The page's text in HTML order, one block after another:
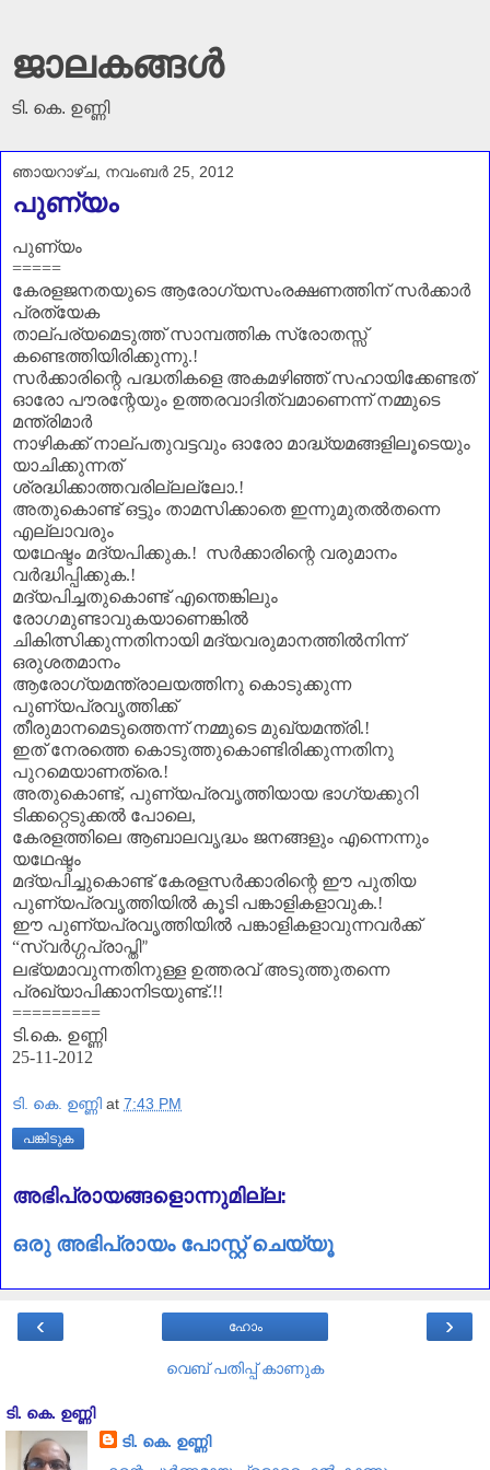
ജാലകങ്ങൾ
ടി. കെ. ഉണ്ണി
ഞായറാഴ്‌ച, നവംബർ 25, 2012
പുണ്യം
പുണ്യം
=====
കേരളജനതയുടെ ആരോഗ്യസംരക്ഷണത്തിന്‌ സർക്കാർ
പ്രത്യേക
താല്പര്യമെടുത്ത് സാമ്പത്തിക സ്രോതസ്സ്
കണ്ടെത്തിയിരിക്കുന്നു.!
സർക്കാരിന്റെ പദ്ധതികളെ അകമഴിഞ്ഞ് സഹായിക്കേണ്ടത്
ഓരോ പൗരന്റേയും ഉത്തരവാദിത്വമാണെന്ന് നമ്മുടെ
മന്ത്രിമാർ
നാഴികക്ക് നാല്പതുവട്ടവും ഓരോ മാദ്ധ്യമങ്ങളിലൂടെയും
യാചിക്കുന്നത്
ശ്രദ്ധിക്കാത്തവരില്ലല്ലോ.!
അതുകൊണ്ട് ഒട്ടും താമസിക്കാതെ ഇന്നുമുതൽതന്നെ
എല്ലാവരും
യഥേഷ്ടം മദ്യപിക്കുക.! സർക്കാരിന്റെ വരുമാനം
വർദ്ധിപ്പിക്കുക.!
മദ്യപിച്ചതുകൊണ്ട് എന്തെങ്കിലും
രോഗമുണ്ടാവുകയാണെങ്കിൽ
ചികിത്സിക്കുന്നതിനായി മദ്യവരുമാനത്തിൽനിന്ന്
ഒരുശതമാനം
ആരോഗ്യമന്ത്രാലയത്തിനു കൊടുക്കുന്ന
പുണ്യപ്രവൃത്തിക്ക്
തീരുമാനമെടുത്തെന്ന് നമ്മുടെ മുഖ്യമന്ത്രി.!
ഇത് നേരത്തെ കൊടുത്തുകൊണ്ടിരിക്കുന്നതിനു
പുറമെയാണത്രെ.!
അതുകൊണ്ട്, പുണ്യപ്രവൃത്തിയായ ഭാഗ്യക്കുറി
ടിക്കറ്റെടുക്കൽ പോലെ,
കേരളത്തിലെ ആബാലവൃദ്ധം ജനങ്ങളും എന്നെന്നും
യഥേഷ്ടം
മദ്യപിച്ചുകൊണ്ട് കേരളസർക്കാരിന്റെ ഈ പുതിയ
പുണ്യപ്രവൃത്തിയിൽ കൂടി പങ്കാളികളാവുക.!
ഈ പുണ്യപ്രവൃത്തിയിൽ പങ്കാളികളാവുന്നവർക്ക്
“സ്വർഗ്ഗപ്രാപ്തി”
ലഭ്യമാവുന്നതിനുള്ള ഉത്തരവ് അടുത്തുതന്നെ
പ്രഖ്യാപിക്കാനിടയുണ്ട്.!!
=========
ടി.കെ. ഉണ്ണി
25-11-2012
ടി. കെ. ഉണ്ണി at 7:43 PM
പങ്കിടുക
അഭിപ്രായങ്ങളൊന്നുമില്ല:
ഒരു അഭിപ്രായം പോസ്റ്റ് ചെയ്യൂ
‹ ›
ഹോം
വെബ് പതിപ്പ് കാണുക
ടി. കെ. ഉണ്ണി
ടി. കെ. ഉണ്ണി